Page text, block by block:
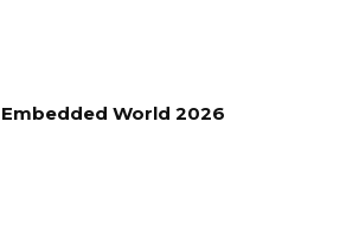
Embedded World 2026